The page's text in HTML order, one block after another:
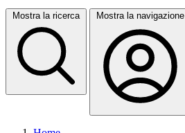
Mostra la ricerca Mostra la navigazione